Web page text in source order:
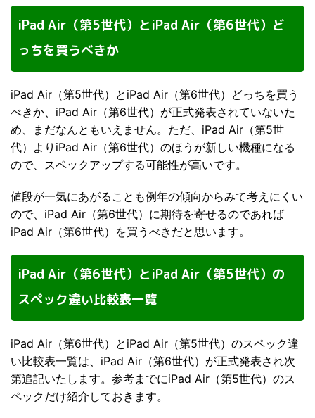
iPad Air（第5世代）とiPad Air（第6世代）ど
っちを買うべきか
iPad Air（第5世代）とiPad Air（第6世代）どっちを買う
べきか、iPad Air（第6世代）が正式発表されていないた
め、まだなんともいえません。ただ、iPad Air（第5世
代）よりiPad Air（第6世代）のほうが新しい機種になる
ので、スペックアップする可能性が高いです。
値段が一気にあがることも例年の傾向からみて考えにくい
ので、iPad Air（第6世代）に期待を寄せるのであれば
iPad Air（第6世代）を買うべきだと思います。
iPad Air（第6世代）とiPad Air（第5世代）の
スペック違い比較表一覧
iPad Air（第6世代）とiPad Air（第5世代）のスペック違
い比較表一覧は、iPad Air（第6世代）が正式発表され次
第追記いたします。参考までにiPad Air（第5世代）のス
ペックだけ紹介しておきます。